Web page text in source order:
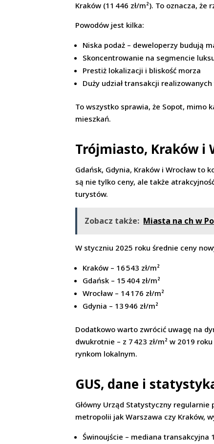
Kraków (11 446 zł/m²). To oznacza,
Powodów jest kilka:
Niska podaż – deweloperzy budują
Skoncentrowanie na segmencie
Prestiż lokalizacji i bliskość morza
Duży udział transakcji
To wszystko sprawia, że Sopot, mimo
mieszkań.
Trójmiasto, Kraków i
Gdańsk, Gdynia, Kraków i Wrocław
są nie tylko ceny, ale także
turystów.
Zobacz także: Miasta na ch w
W styczniu 2025 roku średnie ceny
Kraków – 16 543 zł/m²
Gdańsk – 15 404 zł/m²
Wrocław – 14 176 zł/m²
Gdynia – 13 946 zł/m²
Dodatkowo warto zwrócić uwagę na
dwukrotnie – z 7 423 zł/m² w 2019
rynkom lokalnym.
GUS, dane i
Główny Urząd Statystyczny
metropolii jak Warszawa czy Kraków,
Świnoujście – mediana transakcyjna